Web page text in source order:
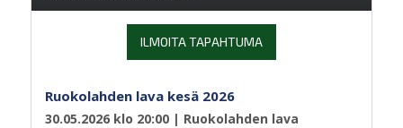
ILMOITA TAPAHTUMA
Ruokolahden lava kesä 2026
30.05.2026 klo 20:00 | Ruokolahden lava